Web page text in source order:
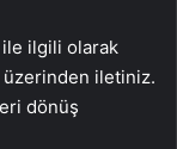
ile ilgili olarak
iletiniz.
dönüş